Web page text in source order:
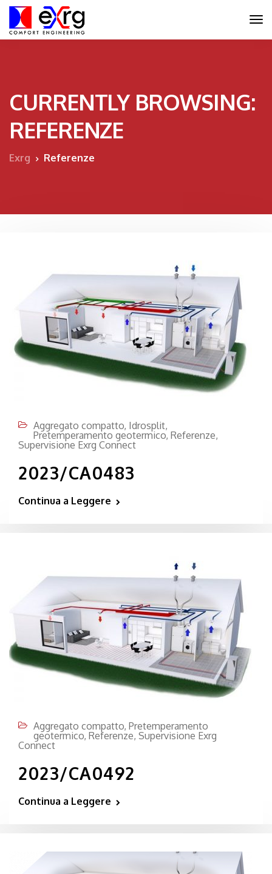
CURRENTLY BROWSING:
REFERENZE
Exrg Referenze
Aggregato compatto, Idrosplit,
Pretemperamento geotermico, Referenze,
Supervisione Exrg Connect
2023/CA0483
Continua a Leggere
Aggregato compatto, Pretemperamento
geotermico, Referenze, Supervisione Exrg
Connect
2023/CA0492
Continua a Leggere